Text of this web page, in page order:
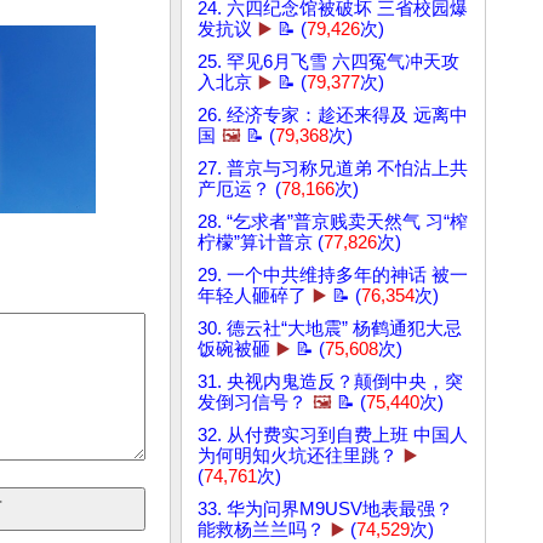
24. 六四纪念馆被破坏 三省校园爆
发抗议 ▶️ 📝 (79,426次)
25. 罕见6月飞雪 六四冤气冲天攻
入北京 ▶️ 📝 (79,377次)
26. 经济专家：趁还来得及 远离中
国 🖼️ 📝 (79,368次)
27. 普京与习称兄道弟 不怕沾上共
产厄运？ (78,166次)
28. “乞求者”普京贱卖天然气 习“榨
柠檬”算计普京 (77,826次)
29. 一个中共维持多年的神话 被一
年轻人砸碎了 ▶️ 📝 (76,354次)
30. 德云社“大地震” 杨鹤通犯大忌
饭碗被砸 ▶️ 📝 (75,608次)
31. 央视内鬼造反？颠倒中央，突
发倒习信号？ 🖼️ 📝 (75,440次)
32. 从付费实习到自费上班 中国人
为何明知火坑还往里跳？
▶️
(74,761次)
33. 华为问界M9USV地表最强？
能救杨兰兰吗？
▶️ (74,529次)